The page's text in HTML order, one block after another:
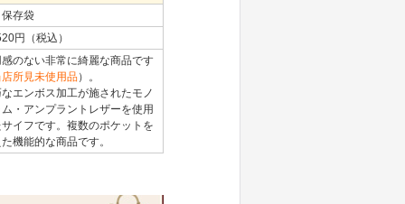
存袋
円（税込）
のない非常に綺麗な商品です
所見未使用品）。
エンボス加工が施されたモノ
・アンプラントレザーを使用
イフです。複数のポケットを
機能的な商品です。